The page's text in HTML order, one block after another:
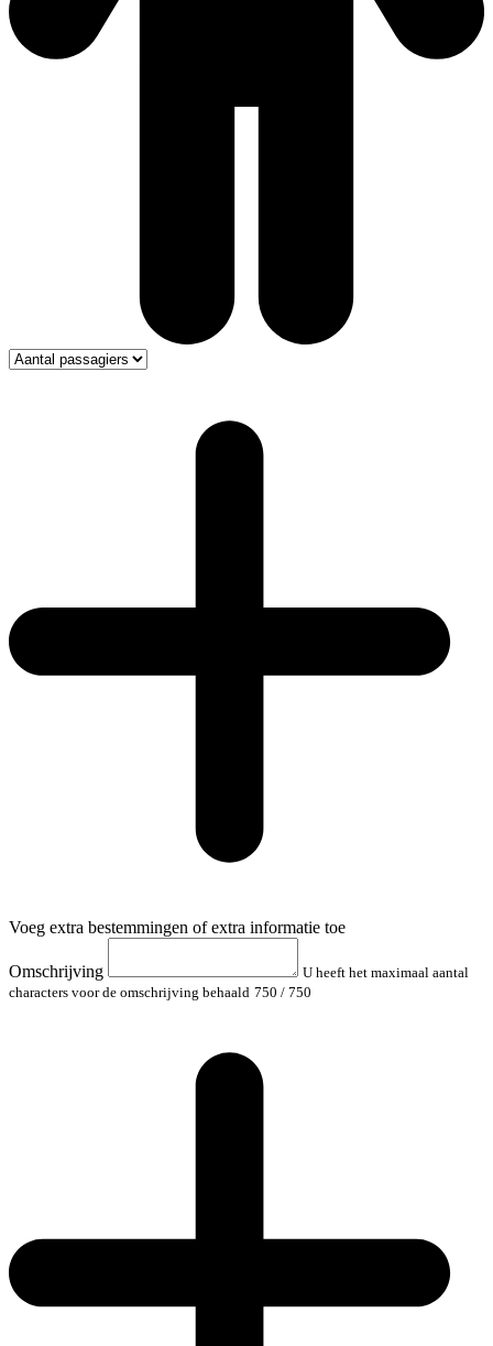
Voeg extra bestemmingen of extra informatie toe
Omschrijving
U heeft het maximaal aantal
characters voor de omschrijving behaald 750 / 750